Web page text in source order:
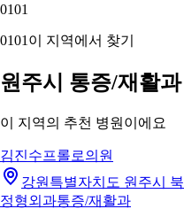
0101
0101 이 지역에서 찾기
원주시 통증/재활
이 지역의 추천 병원이에요
김진수프롤로의원
강원특별자치도 원주시
정형외과통증/재활과